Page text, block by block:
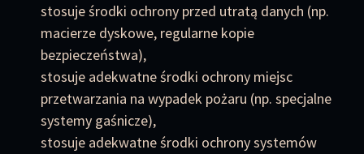
stosuje środki ochrony przed utratą danych (np.
macierze dyskowe, regularne kopie
bezpieczeństwa),
stosuje adekwatne środki ochrony miejsc
przetwarzania na wypadek pożaru (np. specjalne
systemy gaśnicze),
stosuje adekwatne środki ochrony systemów